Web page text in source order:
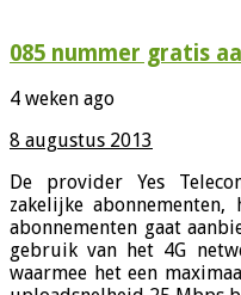
085 nummer gratis
4 weken ago
8 augustus 2013
De provider Yes
zakelijke
abonnementen gaat
gebruik van het 4G
waarmee het een